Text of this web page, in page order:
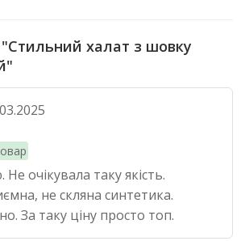
халат з шовку
очікувала таку якість.
не скляна синтетика.
За таку ціну просто топ.